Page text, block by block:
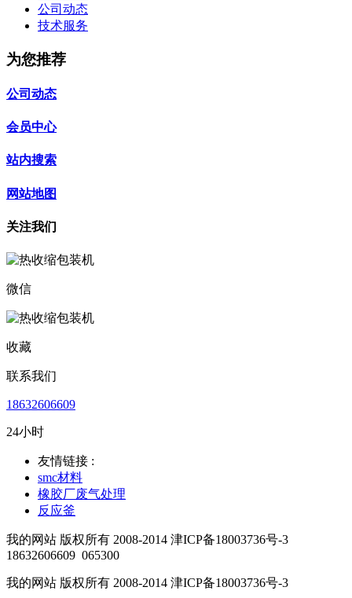
公司动态
技术服务
为您推荐
公司动态
会员中心
站内搜索
网站地图
关注我们
微信
收藏
联系我们
18632606609
24小时
友情链接 :
smc材料
橡胶厂废气处理
反应釜
我的网站 版权所有 2008-2014 津ICP备18003736号-3
18632606609 065300
我的网站 版权所有 2008-2014 津ICP备18003736号-3